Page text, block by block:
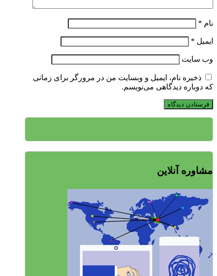
نام *
ایمیل *
وب‌ سایت
ذخیره نام، ایمیل و وبسایت من در مرورگر برای زمانی
که دوباره دیدگاهی می‌نویسم.
مشاوره آنلاین